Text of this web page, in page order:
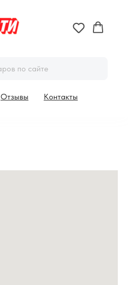
Отзывы Контакты